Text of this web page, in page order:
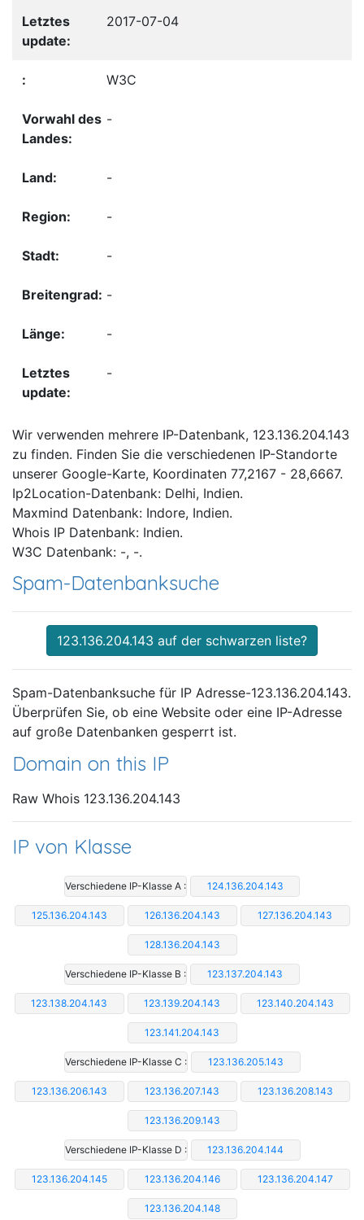
2017-07-04
W3C
-
-
-
-
-
-
-
Wir verwenden mehrere IP-Datenbank, 123.136.204.143
zu finden. Finden Sie die verschiedenen IP-Standorte
unserer Google-Karte, Koordinaten 77,2167 - 28,6667.
Ip2Location-Datenbank: Delhi, Indien.
Maxmind Datenbank: Indore, Indien.
Whois IP Datenbank: Indien.
W3C Datenbank: -, -.
Spam-Datenbanksuche
123.136.204.143 auf der schwarzen liste?
Spam-Datenbanksuche für IP Adresse-123.136.204.143.
Überprüfen Sie, ob eine Website oder eine IP-Adresse
auf große Datenbanken gesperrt ist.
Domain on this IP
Raw Whois 123.136.204.143
IP von Klasse
Verschiedene IP-Klasse A : 124.136.204.143
125.136.204.143 126.136.204.143 127.136.204.143
128.136.204.143
Verschiedene IP-Klasse B : 123.137.204.143
123.138.204.143 123.139.204.143 123.140.204.143
123.141.204.143
Verschiedene IP-Klasse C : 123.136.205.143
123.136.206.143 123.136.207.143 123.136.208.143
123.136.209.143
Verschiedene IP-Klasse D : 123.136.204.144
123.136.204.145 123.136.204.146 123.136.204.147
123.136.204.148